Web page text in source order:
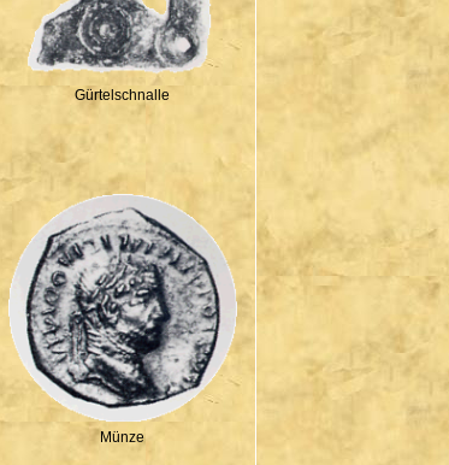
Gürtelschnalle
Münze